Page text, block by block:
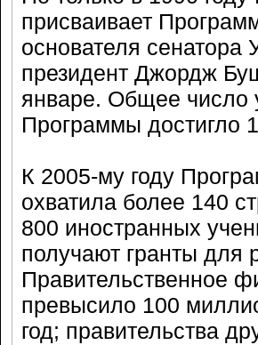
присваивает
основателя сенатора
президент Джордж
январе. Общее число
Программы достигло
К 2005-му году
охватила более 140
800 иностранных
получают гранты
Правительственное
превысило 100
год; правительства